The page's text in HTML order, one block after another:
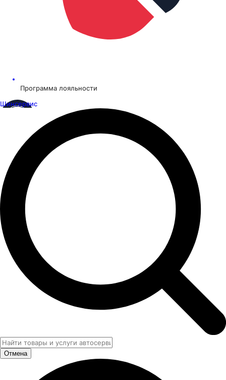
Программа лояльности
Шинсервис
Отмена